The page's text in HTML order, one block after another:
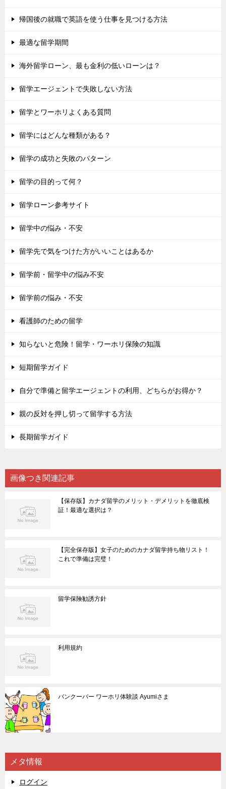
帰国後の就職で英語を使う仕事を見つける方法
最適な留学期間
海外留学ローン、最も金利の低いローンは？
留学エージェントで失敗しない方法
留学とワーホリよくある質問
留学にはどんな種類がある？
留学の成功と失敗のパターン
留学の目的って何？
留学ローン参考サイト
留学中の悩み・不安
留学先で気をつけた方がいいことはあるか
留学前・留学中の悩み不安
留学前の悩み・不安
看護師のための留学
知らないと危険！留学・ワーホリ保険の知識
短期留学ガイド
自分で準備と留学エージェントの利用、どちらがお得か？
親の反対を押し切って留学する方法
長期留学ガイド
画像つき関連記事
【保存版】カナダ留学のメリット・デメリットを徹底検
証！最適な選択は？
【完全保存版】女子のためのカナダ留学持ち物リスト！
これで準備は完璧！
留学保険勧誘方針
利用規約
バンクーバー ワーホリ体験談 Ayumiさま
メタ情報
ログイン